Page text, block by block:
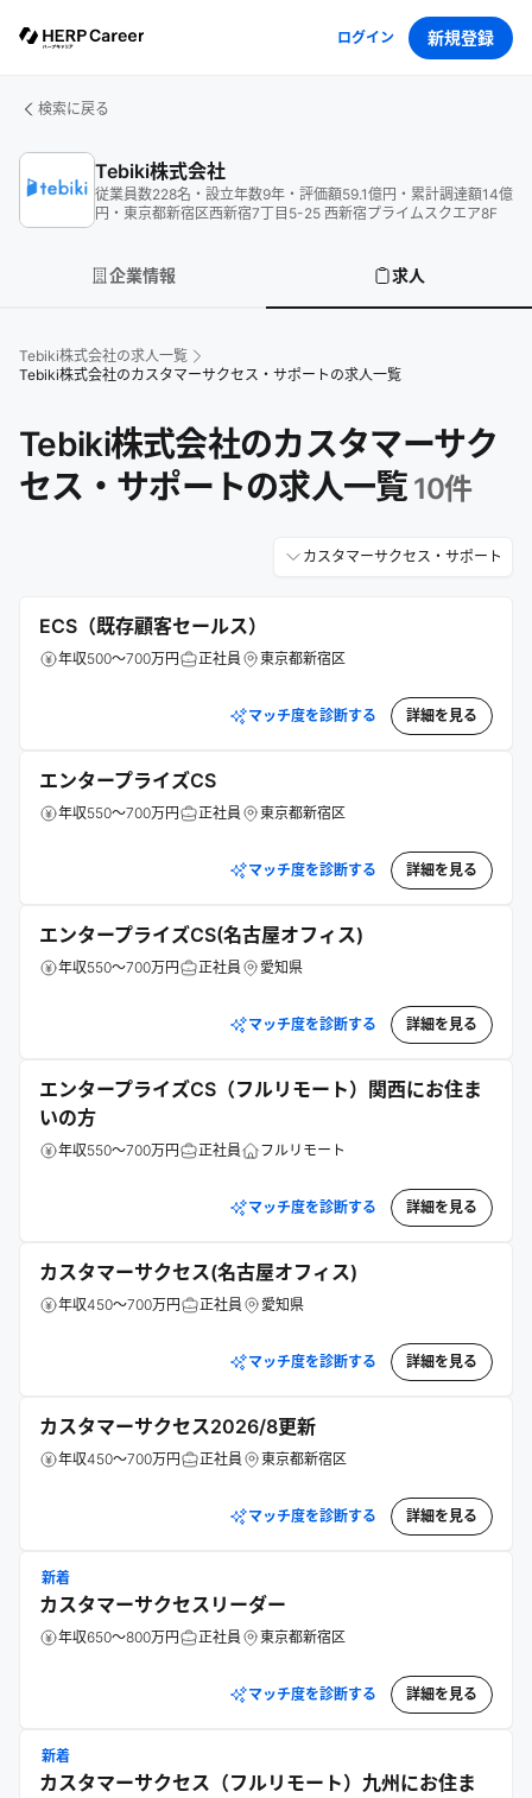
ログイン 新規登録
検索に戻る
Tebiki株式会社
従業員数228名 ・ 設立年数9年 ・ 評価額59.1億円 ・ 累計調達額14億
円 ・ 東京都新宿区西新宿7丁目5-25 西新宿プライムスクエア8F
企業情報 求人
Tebiki株式会社の求人一覧
Tebiki株式会社のカスタマーサクセス・サポートの求人一覧
Tebiki株式会社のカスタマーサク
セス・サポートの求人一覧 10件
カスタマーサクセス・サポート
ECS（既存顧客セールス）
年収500～700万円 正社員 東京都新宿区
マッチ度を診断する 詳細を見る
エンタープライズCS
年収550～700万円 正社員 東京都新宿区
マッチ度を診断する 詳細を見る
エンタープライズCS(名古屋オフィス)
年収550～700万円 正社員 愛知県
マッチ度を診断する 詳細を見る
エンタープライズCS（フルリモート）関西にお住ま
いの方
年収550～700万円 正社員 フルリモート
マッチ度を診断する 詳細を見る
カスタマーサクセス(名古屋オフィス)
年収450～700万円 正社員 愛知県
マッチ度を診断する 詳細を見る
カスタマーサクセス2026/8更新
年収450～700万円 正社員 東京都新宿区
マッチ度を診断する 詳細を見る
新着
カスタマーサクセスリーダー
年収650～800万円 正社員 東京都新宿区
マッチ度を診断する 詳細を見る
新着
カスタマーサクセス（フルリモート）九州にお住ま